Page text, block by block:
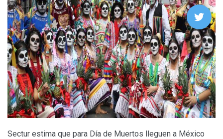
Sectur estima que para Día de Muertos lleguen a México